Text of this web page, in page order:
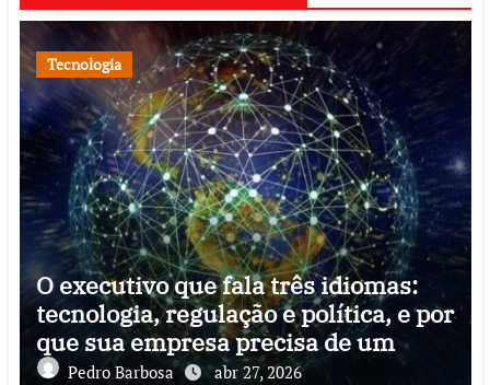
Tecnologia
O executivo que fala três idiomas:
tecnologia, regulação e política, e por
que sua empresa precisa de um
Pedro Barbosa abr 27, 2026